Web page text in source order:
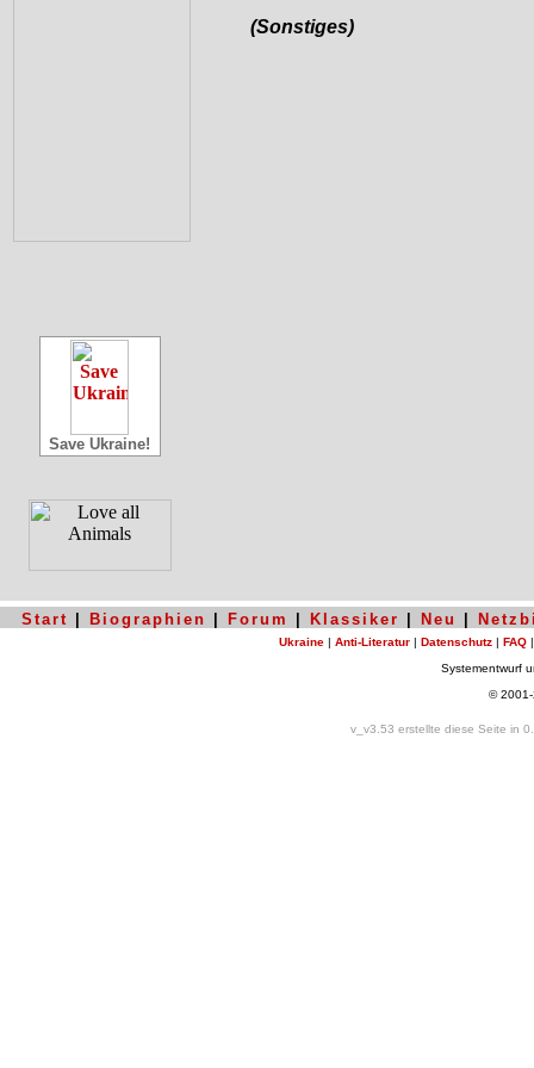
Save Ukraine!
(Sonstiges)
Start Biographien Forum Klassiker Neu
Ukraine | Anti-Literatur | Datenschutz | FAQ
Systementwurf
©
v_v3.53 erstellte diese Seite in